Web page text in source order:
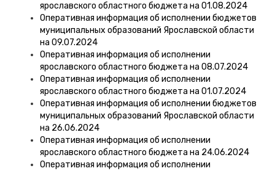
ярославского областного бюджета на 01.08.2024
Оперативная информация об исполнении бюджетов
муниципальных образований Ярославской области
на 09.07.2024
Оперативная информация об исполнении
ярославского областного бюджета на 08.07.2024
Оперативная информация об исполнении
ярославского областного бюджета на 01.07.2024
Оперативная информация об исполнении бюджетов
муниципальных образований Ярославской области
на 26.06.2024
Оперативная информация об исполнении
ярославского областного бюджета на 24.06.2024
Оперативная информация об исполнении